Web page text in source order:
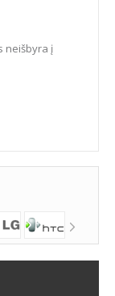
neišbyra į